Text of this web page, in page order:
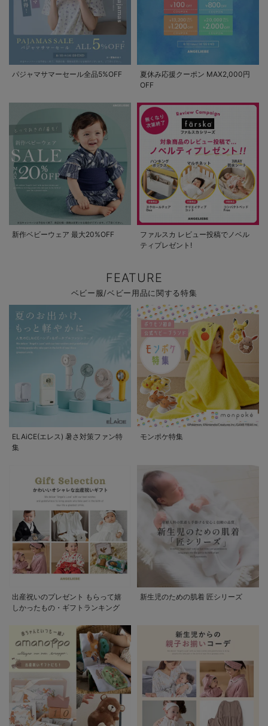
パジャマサマーセール全品5%OFF
夏休み応援クーポン MAX2,000円
OFF
新作ベビーウェア 最大20%OFF
ファルスカ レビュー投稿でノベル
ティプレゼント!
FEATURE
ベビー服/ベビー用品に関する特集
ELAiCE(エレス) 暑さ対策ファン特
集
モンポケ特集
出産祝いのプレゼント もらって嬉
しかったもの・ギフトランキング
新生児のための肌着 匠シリーズ